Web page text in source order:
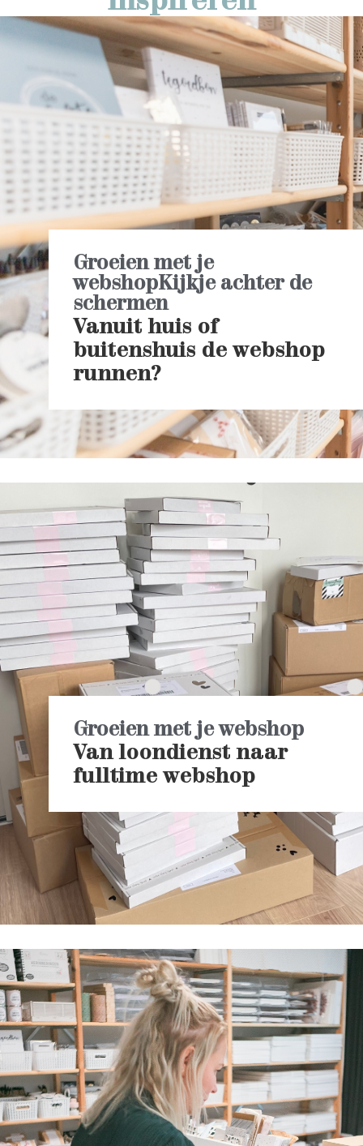
Groeien met je
webshopKijkje achter de
schermen
Vanuit huis of
buitenshuis de webshop
runnen?
Groeien met je webshop
Van loondienst naar
fulltime webshop